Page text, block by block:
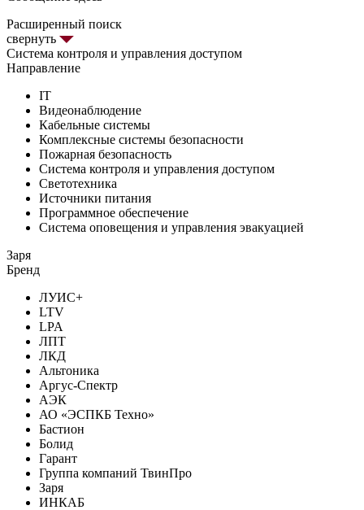
Расширенный поиск
свернуть
Система контроля и управления доступом
Направление
IT
Видеонаблюдение
Кабельные системы
Комплексные системы безопасности
Пожарная безопасность
Система контроля и управления доступом
Светотехника
Источники питания
Программное обеспечение
Система оповещения и управления эвакуацией
Заря
Бренд
ЛУИС+
LTV
LPA
ЛПТ
ЛКД
Альтоника
Аргус-Спектр
АЭК
АО «ЭСПКБ Техно»
Бастион
Болид
Гарант
Группа компаний ТвинПро
Заря
ИНКАБ